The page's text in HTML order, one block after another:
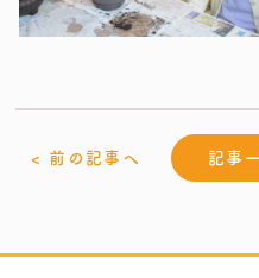
< 前の記事へ 記事